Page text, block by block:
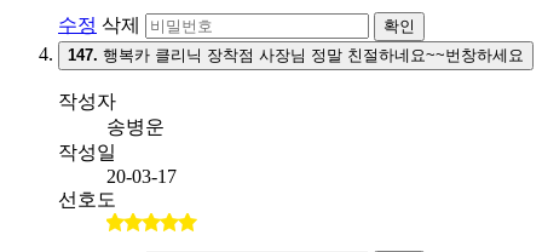
수정 삭제
확인
147. 행복카 클리닉 장착점 사장님 정말 친절하네요~~번창하세요
작성자
송병운
작성일
20-03-17
선호도